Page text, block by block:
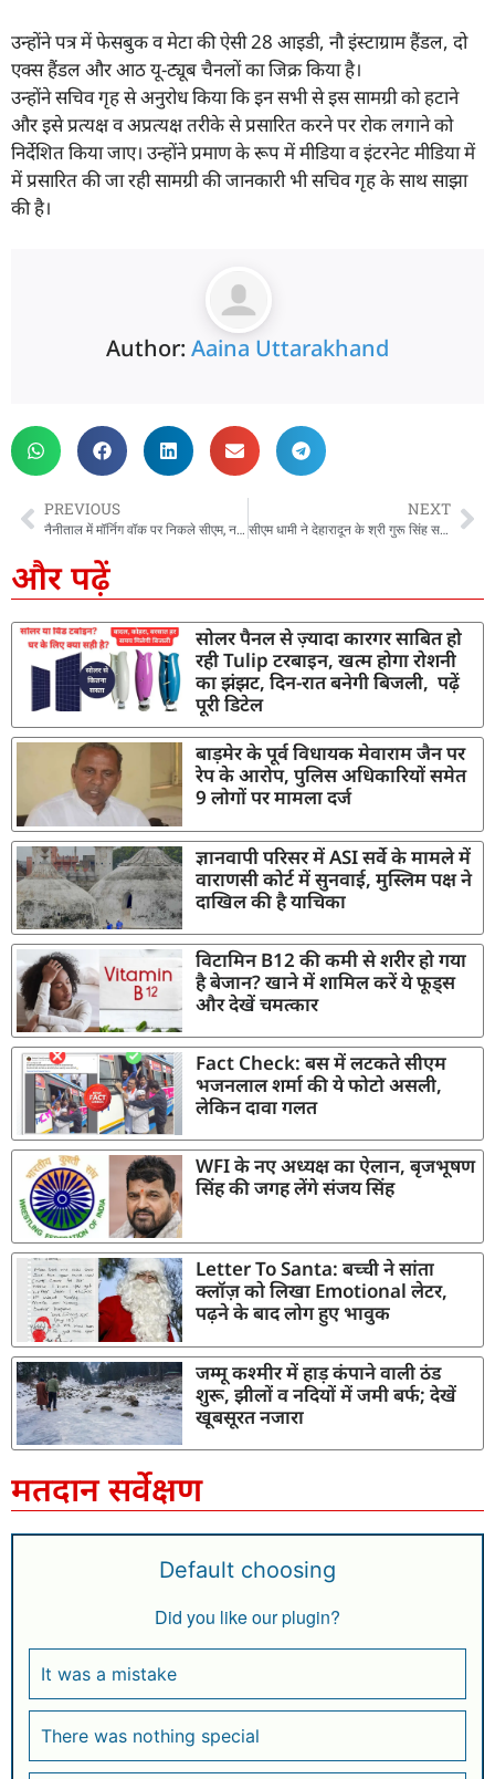
उन्होंने पत्र में फेसबुक व मेटा की ऐसी 28 आइडी, नौ इंस्टाग्राम हैंडल, दो
एक्स हैंडल और आठ यू-ट्यूब चैनलों का जिक्र किया है।
उन्होंने सचिव गृह से अनुरोध किया कि इन सभी से इस सामग्री को हटाने
और इसे प्रत्यक्ष व अप्रत्यक्ष तरीके से प्रसारित करने पर रोक लगाने को
निर्देशित किया जाए। उन्होंने प्रमाण के रूप में मीडिया व इंटरनेट मीडिया में
में प्रसारित की जा रही सामग्री की जानकारी भी सचिव गृह के साथ साझा
की है।
Author: Aaina Uttarakhand
PREVIOUS
नैनीताल में मॉर्निग वॉक पर निकले सीएम, नये साल की तैयारियों का लिया जायजा
NEXT
सीएम धामी ने देहारादून के श्री गुरू सिंह सभा गुरूद्वारे में किया वीर बाल दिवस के अवसर पर आयोजित कार्यक्रम में प्रतिभाग
और पढ़ें
सोलर पैनल से ज़्यादा कारगर साबित हो
रही Tulip टरबाइन, खत्म होगा रोशनी
का झंझट, दिन-रात बनेगी बिजली, पढ़ें
पूरी डिटेल
बाड़मेर के पूर्व विधायक मेवाराम जैन पर
रेप के आरोप, पुलिस अधिकारियों समेत
9 लोगों पर मामला दर्ज
ज्ञानवापी परिसर में ASI सर्वे के मामले में
वाराणसी कोर्ट में सुनवाई, मुस्लिम पक्ष ने
दाखिल की है याचिका
विटामिन B12 की कमी से शरीर हो गया
है बेजान? खाने में शामिल करें ये फूड्स
और देखें चमत्कार
Fact Check: बस में लटकते सीएम
भजनलाल शर्मा की ये फोटो असली,
लेकिन दावा गलत
WFI के नए अध्यक्ष का ऐलान, बृजभूषण
सिंह की जगह लेंगे संजय सिंह
Letter To Santa: बच्ची ने सांता
क्लॉज़ को लिखा Emotional लेटर,
पढ़ने के बाद लोग हुए भावुक
जम्मू कश्मीर में हाड़ कंपाने वाली ठंड
शुरू, झीलों व नदियों में जमी बर्फ; देखें
खूबसूरत नजारा
मतदान सर्वेक्षण
Default choosing
Did you like our plugin?
It was a mistake
There was nothing special